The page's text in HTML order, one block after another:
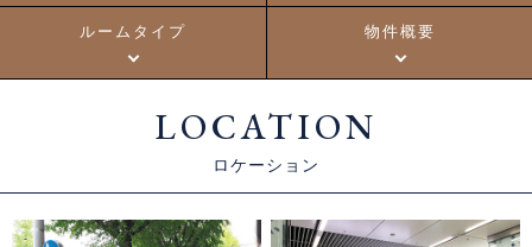
ルームタイプ 物件概要
LOCATION
ロケーション